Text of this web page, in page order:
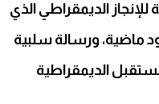
الديمقراطي الذي
ماضية، ورسالة سلبية
الديمقراطية